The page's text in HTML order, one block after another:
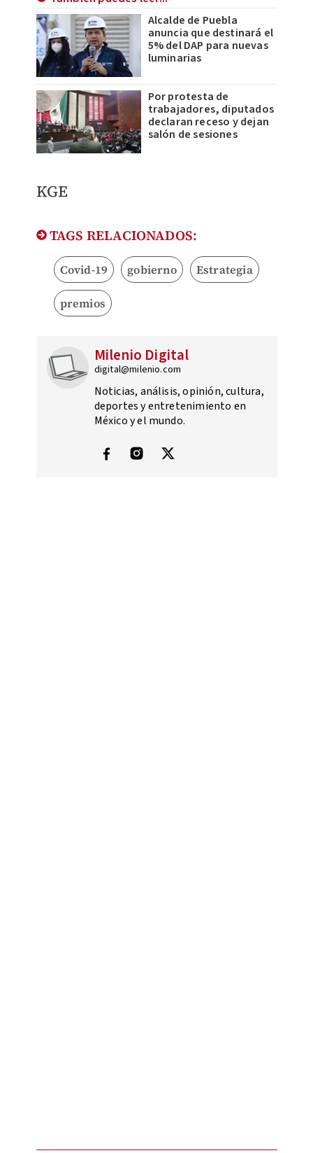
Alcalde de Puebla
anuncia que destinará el
5% del DAP para nuevas
luminarias
Por protesta de
trabajadores, diputados
declaran receso y dejan
salón de sesiones
KGE
TAGS RELACIONADOS:
Covid-19 gobierno Estrategia
premios
Milenio Digital
digital@milenio.com
Noticias, análisis, opinión, cultura,
deportes y entretenimiento en
México y el mundo.